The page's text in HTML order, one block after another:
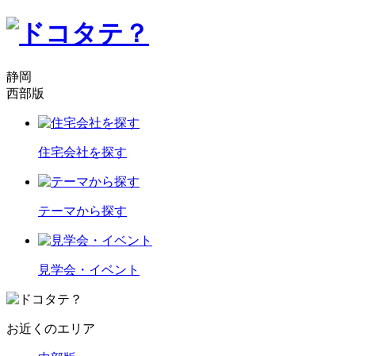
静岡
西部版
住宅会社を探す
テーマから探す
見学会・イベント
お近くのエリア